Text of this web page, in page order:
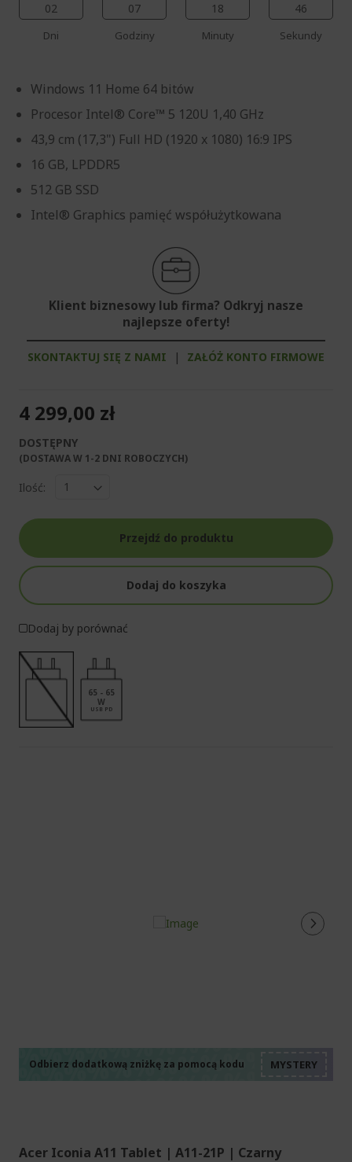
02
Dni
07
Godziny
18
Minuty
44
Sekundy
Windows 11 Home 64 bitów
Procesor Intel® Core™ 5 120U 1,40 GHz
43,9 cm (17,3") Full HD (1920 x 1080) 16:9 IPS
16 GB, LPDDR5
512 GB SSD
Intel® Graphics pamięć współużytkowana
Klient biznesowy lub firma? Odkryj nasze
najlepsze oferty!
SKONTAKTUJ SIĘ Z NAMI | ZAŁÓŻ KONTO FIRMOWE
4 299,00 zł
DOSTĘPNY
(DOSTAWA W 1-2 DNI ROBOCZYCH)​
Ilość:
Przejdź do produktu
Dodaj do koszyka
Dodaj by porównać
65 - 65
W
USB PD
Odbierz dodatkową zniżkę za pomocą kodu
Acer Iconia A11 Tablet | A11-21P | Czarny